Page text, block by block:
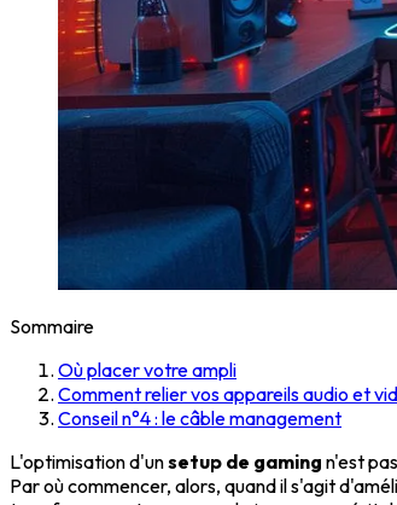
Sommaire
Où placer votre ampli
Comment relier vos appareils audio et
Conseil n°4 : le câble management
L'optimisation d'unsetup de gaming n'est
Par où commencer, alors, quand il s'agit